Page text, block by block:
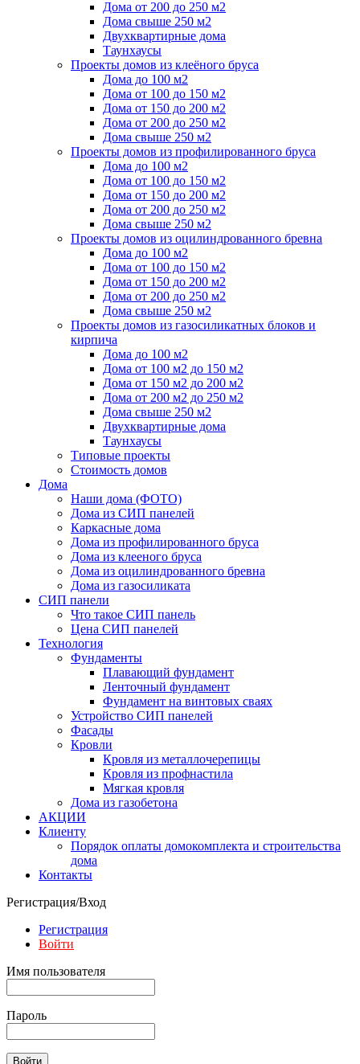
Дома от 200 до 250 м2
Дома свыше 250 м2
Двухквартирные дома
Таунхаусы
Проекты домов из клеёного бруса
Дома до 100 м2
Дома от 100 до 150 м2
Дома от 150 до 200 м2
Дома от 200 до 250 м2
Дома свыше 250 м2
Проекты домов из профилированного бруса
Дома до 100 м2
Дома от 100 до 150 м2
Дома от 150 до 200 м2
Дома от 200 до 250 м2
Дома свыше 250 м2
Проекты домов из оцилиндрованного бревна
Дома до 100 м2
Дома от 100 до 150 м2
Дома от 150 до 200 м2
Дома от 200 до 250 м2
Дома свыше 250 м2
Проекты домов из газосиликатных блоков и
кирпича
Дома до 100 м2
Дома от 100 м2 до 150 м2
Дома от 150 м2 до 200 м2
Дома от 200 м2 до 250 м2
Дома свыше 250 м2
Двухквартирные дома
Таунхаусы
Типовые проекты
Стоимость домов
Дома
Наши дома (ФОТО)
Дома из СИП панелей
Каркасные дома
Дома из профилированного бруса
Дома из клееного бруса
Дома из оцилиндрованного бревна
Дома из газосиликата
СИП панели
Что такое СИП панель
Цена СИП панелей
Технология
Фундаменты
Плавающий фундамент
Ленточный фундамент
Фундамент на винтовых сваях
Устройство СИП панелей
Фасады
Кровли
Кровля из металлочерепицы
Кровля из профнастила
Мягкая кровля
Дома из газобетона
АКЦИИ
Клиенту
Порядок оплаты домокомплекта и строительства
дома
Контакты
Регистрация/Вход
Регистрация
Войти
Имя пользователя
Пароль